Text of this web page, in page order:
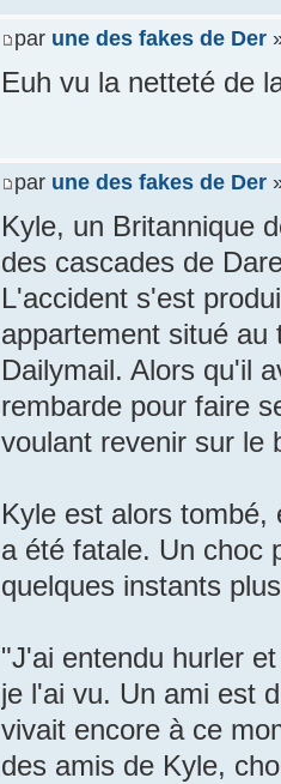
par une des fakes de Der
Euh vu la netteté de
par une des fakes de Der
Kyle, un Britannique
des cascades de
L'accident s'est
appartement situé au
Dailymail. Alors qu'il
rembarde pour faire
voulant revenir sur le
Kyle est alors tombé,
a été fatale. Un choc
quelques instants
"J'ai entendu hurler
je l'ai vu. Un ami est
vivait encore à ce
des amis de Kyle,